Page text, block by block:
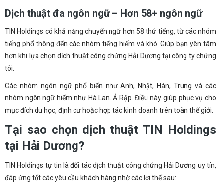
Dịch thuật đa ngôn ngữ – Hơn 58+ ngôn ngữ
TIN Holdings có khả năng chuyển ngữ hơn 58 thứ tiếng, từ các nhóm
tiếng phổ thông đến các nhóm tiếng hiếm và khó. Giúp bạn yên tâm
hơn khi lựa chọn dịch thuật công chứng Hải Dương tại công ty chứng
tôi.
Các nhóm ngôn ngữ phổ biến như Anh, Nhật, Hàn, Trung và các
nhóm ngôn ngữ hiếm như Hà Lan, Ả Rập. Điều này giúp phục vụ cho
mục đích du học, định cư hoặc hợp tác kinh doanh trên toàn thế giới.
Tại sao chọn dịch thuật TIN Holdings
tại Hải Dương?
TIN Holdings tự tin là đối tác dịch thuật công chứng Hải Dương uy tín,
đáp ứng tốt các yêu cầu khách hàng nhờ các lợi thế sau: